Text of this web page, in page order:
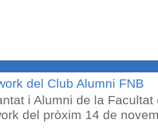
del Club Alumni FNB
i Alumni de la
del pròxim 14 de